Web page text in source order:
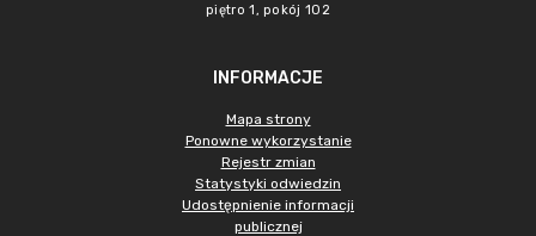
piętro 1, pokój 102
INFORMACJE
Mapa strony
Ponowne wykorzystanie
Rejestr zmian
Statystyki odwiedzin
Udostępnienie informacji
publicznej